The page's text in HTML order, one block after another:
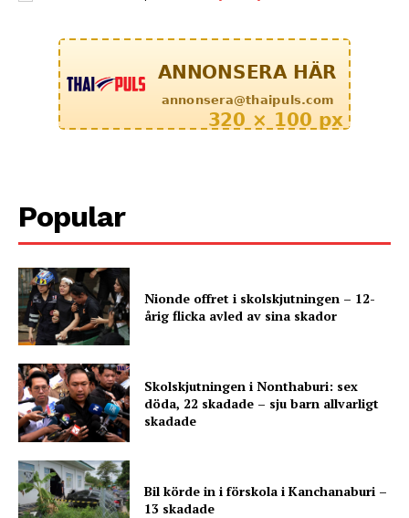
Popular
Nionde offret i skolskjutningen – 12-
årig flicka avled av sina skador
Skolskjutningen i Nonthaburi: sex
döda, 22 skadade – sju barn allvarligt
skadade
Bil körde in i förskola i Kanchanaburi –
13 skadade